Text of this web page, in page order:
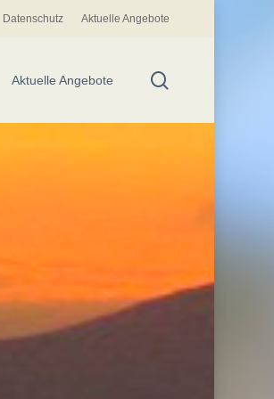
Datenschutz Aktuelle Angebote
Aktuelle Angebote